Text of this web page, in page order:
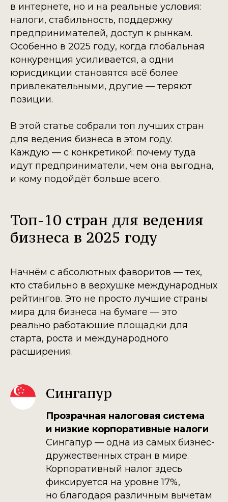
в интернете, но и на реальные условия:
налоги, стабильность, поддержку
предпринимателей, доступ к рынкам.
Особенно в 2025 году, когда глобальная
конкуренция усиливается, а одни
юрисдикции становятся всё более
привлекательными, другие — теряют
позиции.
В этой статье собрали топ лучших стран
для ведения бизнеса в этом году.
Каждую — с конкретикой: почему туда
идут предприниматели, чем она выгодна,
и кому подойдёт больше всего.
Топ-10 стран для ведения
бизнеса в 2025 году
Начнём с абсолютных фаворитов — тех,
кто стабильно в верхушке международных
рейтингов. Это не просто лучшие страны
мира для бизнеса на бумаге — это
реально работающие площадки для
старта, роста и международного
расширения.
Сингапур
Прозрачная налоговая система
и низкие корпоративные налоги
Сингапур — одна из самых бизнес-
дружественных стран в мире.
Корпоративный налог здесь
фиксируется на уровне 17%,
но благодаря различным вычетам